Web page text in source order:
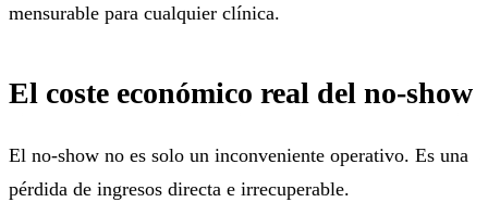
mensurable para cualquier clínica.
El coste económico real del no-show
El no-show no es solo un inconveniente operativo. Es una
pérdida de ingresos directa e irrecuperable.